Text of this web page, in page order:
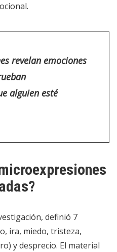
revelan emociones
alguien esté
definió 7
ira, miedo, tristeza,
y desprecio. El material